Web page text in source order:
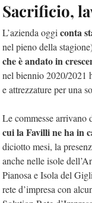
Sacrificio,
L’azienda oggiconta
nel pieno della
che è andato in
nel biennio 2020/2021
e attrezzature per una
Le commesse arrivano
cui la Favilli ne ha in
diciotto mesi, la
anche nelle isole
Pianosa e Isola del
rete d’impresa con